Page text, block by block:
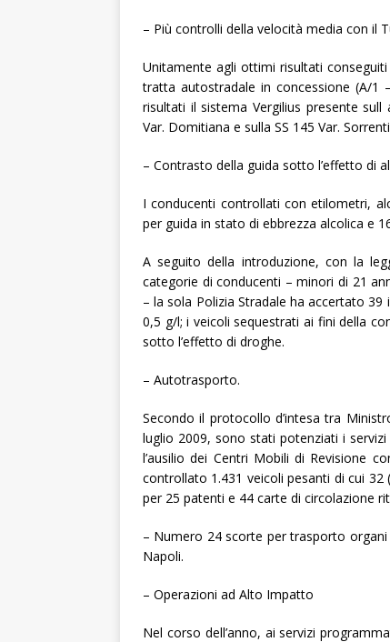
– Più controlli della velocità media con il
Unitamente agli ottimi risultati
tratta autostradale in concessione (A/
risultati il sistema Vergilius presente
Var. Domitiana e sulla SS 145 Var.
– Contrasto della guida sotto l’effetto di
I conducenti controllati con etilometri,
per guida in stato di ebbrezza alcolica e
A seguito della introduzione, con la
categorie di conducenti – minori di 21
– la sola Polizia Stradale ha accertato
0,5 g/l; i veicoli sequestrati ai fini della
sotto l’effetto di droghe.
– Autotrasporto.
Secondo il protocollo d’intesa tra
luglio 2009, sono stati potenziati i
l’ausilio dei Centri Mobili di Revisione
controllato 1.431 veicoli pesanti di cui 32
per 25 patenti e 44 carte di circolazione
– Numero 24 scorte per trasporto
Napoli.
– Operazioni ad Alto Impatto
Nel corso dell’anno, ai servizi